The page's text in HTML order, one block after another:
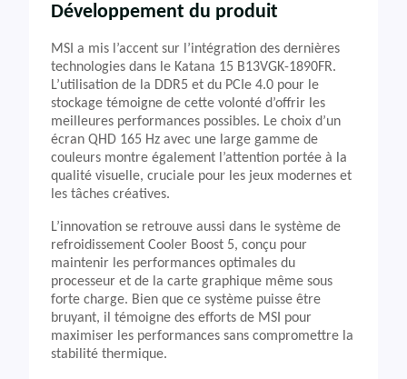
Développement du produit
MSI a mis l’accent sur l’intégration des dernières
technologies dans le Katana 15 B13VGK-1890FR.
L’utilisation de la DDR5 et du PCIe 4.0 pour le
stockage témoigne de cette volonté d’offrir les
meilleures performances possibles. Le choix d’un
écran QHD 165 Hz avec une large gamme de
couleurs montre également l’attention portée à la
qualité visuelle, cruciale pour les jeux modernes et
les tâches créatives.
L’innovation se retrouve aussi dans le système de
refroidissement Cooler Boost 5, conçu pour
maintenir les performances optimales du
processeur et de la carte graphique même sous
forte charge. Bien que ce système puisse être
bruyant, il témoigne des efforts de MSI pour
maximiser les performances sans compromettre la
stabilité thermique.